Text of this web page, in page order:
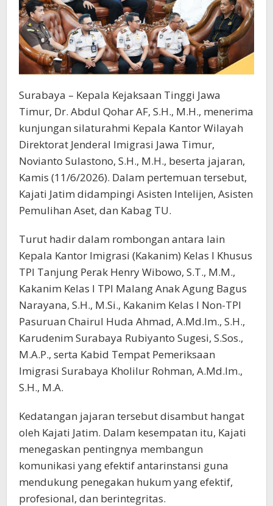
Surabaya – Kepala Kejaksaan Tinggi Jawa
Timur, Dr. Abdul Qohar AF, S.H., M.H., menerima
kunjungan silaturahmi Kepala Kantor Wilayah
Direktorat Jenderal Imigrasi Jawa Timur,
Novianto Sulastono, S.H., M.H., beserta jajaran,
Kamis (11/6/2026). Dalam pertemuan tersebut,
Kajati Jatim didampingi Asisten Intelijen, Asisten
Pemulihan Aset, dan Kabag TU.
Turut hadir dalam rombongan antara lain
Kepala Kantor Imigrasi (Kakanim) Kelas I Khusus
TPI Tanjung Perak Henry Wibowo, S.T., M.M.,
Kakanim Kelas I TPI Malang Anak Agung Bagus
Narayana, S.H., M.Si., Kakanim Kelas I Non-TPI
Pasuruan Chairul Huda Ahmad, A.Md.Im., S.H.,
Karudenim Surabaya Rubiyanto Sugesi, S.Sos.,
M.A.P., serta Kabid Tempat Pemeriksaan
Imigrasi Surabaya Kholilur Rohman, A.Md.Im.,
S.H., M.A.
Kedatangan jajaran tersebut disambut hangat
oleh Kajati Jatim. Dalam kesempatan itu, Kajati
menegaskan pentingnya membangun
komunikasi yang efektif antarinstansi guna
mendukung penegakan hukum yang efektif,
profesional, dan berintegritas.